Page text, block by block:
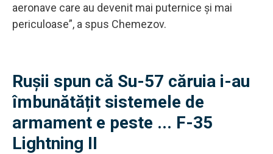
aeronave care au devenit mai puternice și mai
periculoase”, a spus Chemezov.
Rușii spun că Su-57 căruia i-au
îmbunătățit sistemele de
armament e peste ... F-35
Lightning II